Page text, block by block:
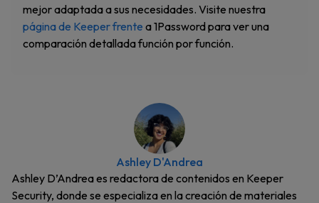
mejor adaptada a sus necesidades. Visite nuestra
página de Keeper frente a 1Password para ver una
comparación detallada función por función.
Ashley D'Andrea
Ashley D’Andrea es redactora de contenidos en Keeper
Security, donde se especializa en la creación de materiales